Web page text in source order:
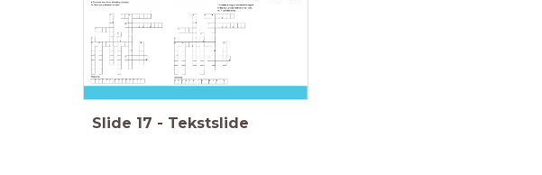
Slide 17 - Tekstslide